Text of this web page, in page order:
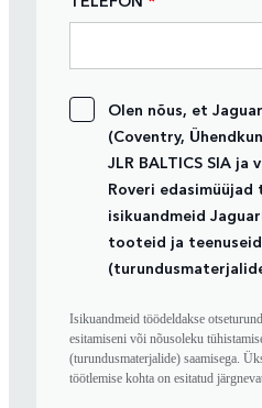
Olen nõus, et
(Coventry,
JLR BALTICS SIA ja
Roveri
isikuandmeid
tooteid ja
Isikuandmeid töödeldakse
esitamiseni või nõusoleku
(turundusmaterjalide) saamisega.
töötlemise kohta on esitatud